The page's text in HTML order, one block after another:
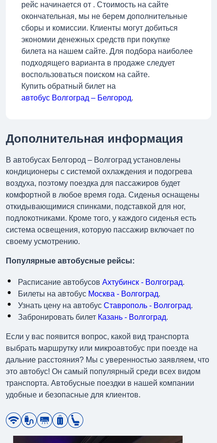
рейс начинается от . Стоимость на сайте
окончательная, мы не берем дополнительные
сборы и комиссии. Клиенты могут добиться
экономии денежных средств при покупке
билета на нашем сайте. Для подбора наиболее
подходящего варианта в продаже следует
воспользоваться поиском на сайте.
Купить обратный билет на
автобус Волгоград – Белгород.
Дополнительная информация
В автобусах Белгород – Волгоград установлены
кондиционеры с системой охлаждения и подогрева
воздуха, поэтому поездка для пассажиров будет
комфортной в любое время года. Сиденья оснащены
откидывающимися спинками, подставкой для ног,
подлокотниками. Кроме того, у каждого сиденья есть
система освещения, которую пассажир включает по
своему усмотрению.
Популярные автобусные рейсы:
Расписание автобусов Ахтубинск - Волгоград.
Билеты на автобус Москва - Волгоград.
Узнать цену на автобус Ставрополь - Волгоград.
Забронировать билет Казань - Волгоград.
Если у вас появится вопрос, какой вид транспорта
выбрать маршрутку или микроавтобус при поезде на
дальние расстояния? Мы с уверенностью заявляем, что
это автобус! Он самый популярный среди всех видом
транспорта. Автобусные поездки в нашей компании
удобные и безопасные для клиентов.